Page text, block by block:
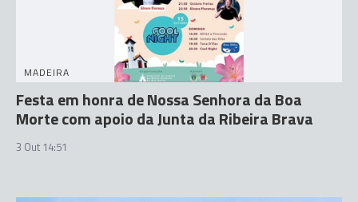
MADEIRA
Festa em honra de Nossa Senhora da Boa
Morte com apoio da Junta da Ribeira Brava
3 Out 14:51